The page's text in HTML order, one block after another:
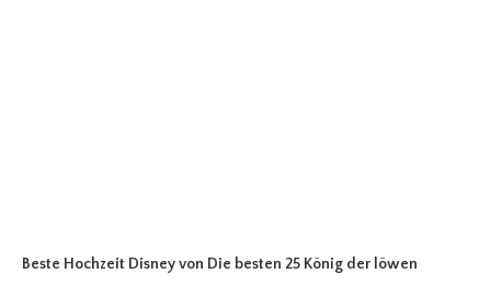
Beste Hochzeit Disneyvon Die besten 25 König der löwen